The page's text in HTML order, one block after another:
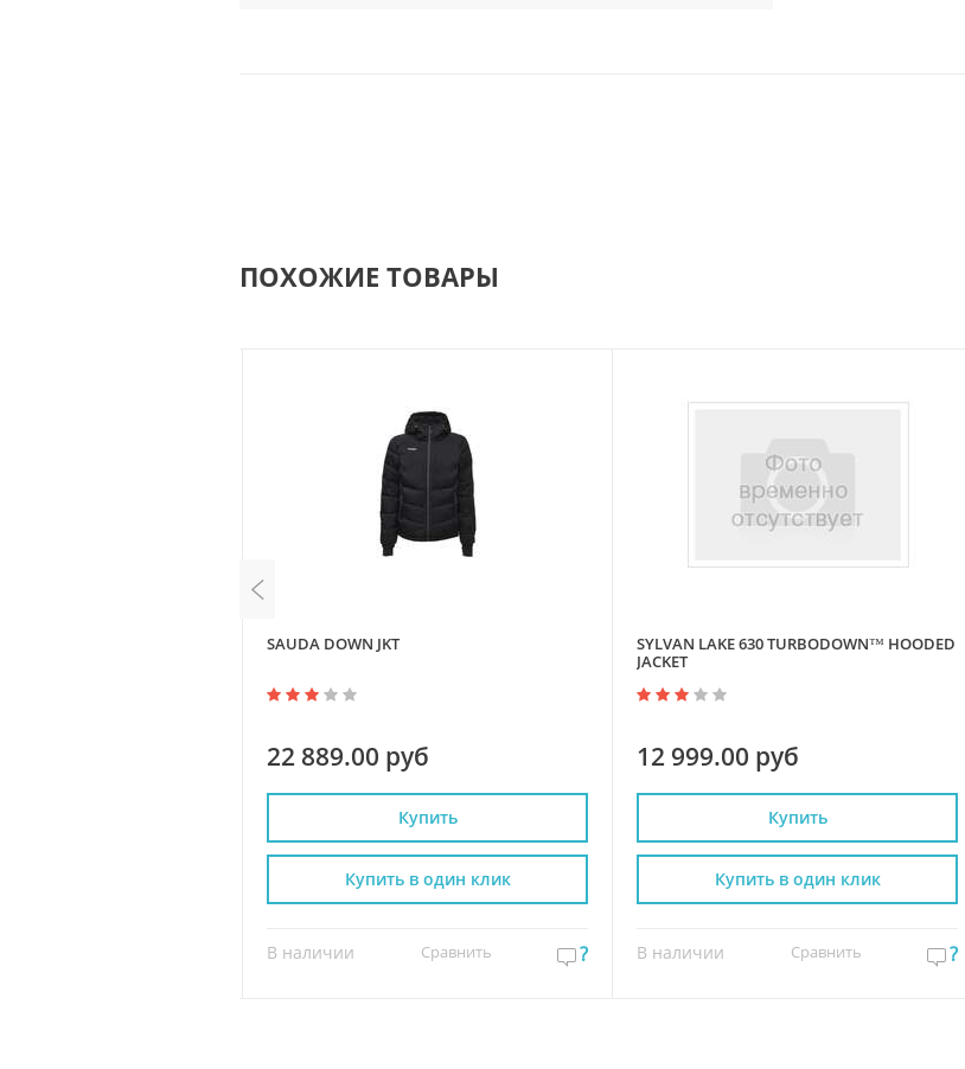
ПОХОЖИЕ ТОВАРЫ
SAUDA DOWN JKT
22 889.00 руб
Купить
В наличии Сравнить ?
Купить в один клик
SYLVAN LAKE 630 TURBODOWN™ HOODED
JACKET
12 999.00 руб
Купить
В наличии Сравнить ?
Купить в один клик